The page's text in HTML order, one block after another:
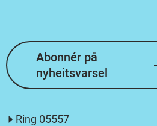
Abonnér på
nyheitsvarsel
Ring 05557